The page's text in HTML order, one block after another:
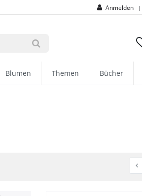
Anmelden |
Blumen Themen Bücher